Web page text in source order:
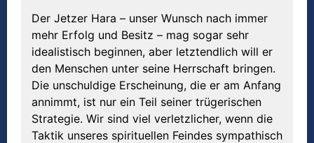
Der Jetzer Hara – unser Wunsch nach immer
mehr Erfolg und Besitz – mag sogar sehr
idealistisch beginnen, aber letztendlich will er
den Menschen unter seine Herrschaft bringen.
Die unschuldige Erscheinung, die er am Anfang
annimmt, ist nur ein Teil seiner trügerischen
Strategie. Wir sind viel verletzlicher, wenn die
Taktik unseres spirituellen Feindes sympathisch